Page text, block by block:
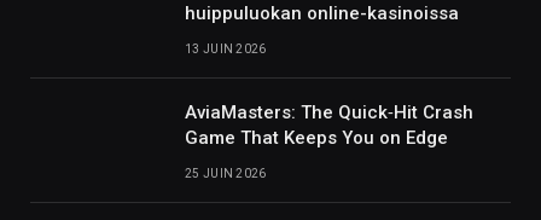
huippuluokan online-kasinoissa
13 JUIN 2026
AviaMasters: The Quick‑Hit Crash
Game That Keeps You on Edge
25 JUIN 2026